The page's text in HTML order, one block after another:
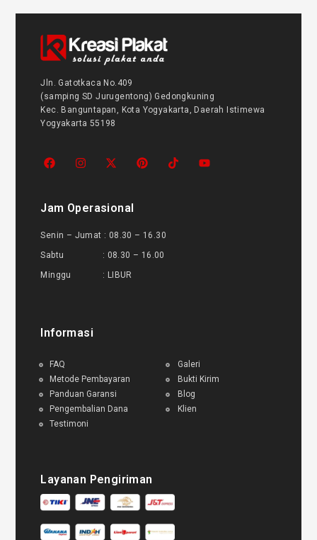
Jln. Gatotkaca No.409
(samping SD Jurugentong) Gedongkuning
Kec. Banguntapan, Kota Yogyakarta, Daerah Istimewa
Yogyakarta 55198
Jam Operasional
Senin – Jumat : 08.30 – 16.30
Sabtu : 08.30 – 16.00
Minggu : LIBUR
Informasi
FAQ
Metode Pembayaran
Panduan Garansi
Pengembalian Dana
Testimoni
Galeri
Bukti Kirim
Blog
Klien
Layanan Pengiriman